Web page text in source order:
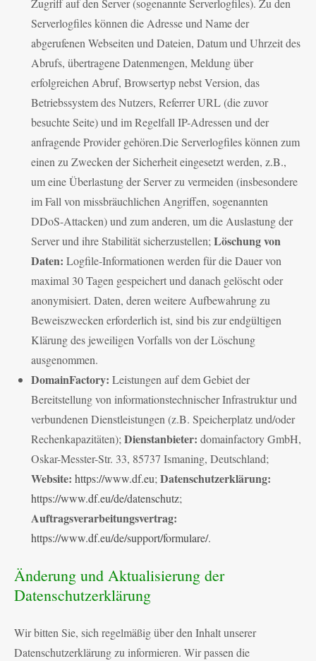
Zugriff auf den Server (sogenannte Serverlogfiles). Zu den
Serverlogfiles können die Adresse und Name der
abgerufenen Webseiten und Dateien, Datum und Uhrzeit des
Abrufs, übertragene Datenmengen, Meldung über
erfolgreichen Abruf, Browsertyp nebst Version, das
Betriebssystem des Nutzers, Referrer URL (die zuvor
besuchte Seite) und im Regelfall IP-Adressen und der
anfragende Provider gehören.Die Serverlogfiles können zum
einen zu Zwecken der Sicherheit eingesetzt werden, z.B.,
um eine Überlastung der Server zu vermeiden (insbesondere
im Fall von missbräuchlichen Angriffen, sogenannten
DDoS-Attacken) und zum anderen, um die Auslastung der
Server und ihre Stabilität sicherzustellen;Löschung von
Daten: Logfile-Informationen werden für die Dauer von
maximal 30 Tagen gespeichert und danach gelöscht oder
anonymisiert. Daten, deren weitere Aufbewahrung zu
Beweiszwecken erforderlich ist, sind bis zur endgültigen
Klärung des jeweiligen Vorfalls von der Löschung
ausgenommen.
DomainFactory: Leistungen auf dem Gebiet der
Bereitstellung von informationstechnischer Infrastruktur und
verbundenen Dienstleistungen (z.B. Speicherplatz und/oder
Rechenkapazitäten);Dienstanbieter: domainfactory GmbH,
Oskar-Messter-Str. 33, 85737 Ismaning, Deutschland;
Website: https://www.df.eu;Datenschutzerklärung:
https://www.df.eu/de/datenschutz;
Auftragsverarbeitungsvertrag:
https://www.df.eu/de/support/formulare/.
Änderung und Aktualisierung der
Datenschutzerklärung
Wir bitten Sie, sich regelmäßig über den Inhalt unserer
Datenschutzerklärung zu informieren. Wir passen die